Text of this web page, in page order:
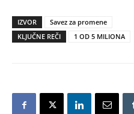
IZVOR
Savez za promene
KLJUČNE REČI
1 OD 5 MILIONA